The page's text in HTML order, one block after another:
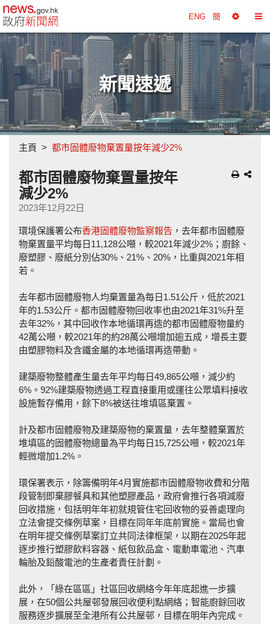
政府新聞網主頁 ENG 簡
擇
工
具
換
錄
新聞速遞
主頁 都市固體廢物棄置量按年減少2%
都市固體廢物棄置量按年
減少2%
2023年12月22日
環境保護署公布香港固體廢物監察報告 ，去年都市固體廢
物棄置量平均每日11,128公噸，較2021年減少2%；廚餘、
廢塑膠、廢紙分別佔30%、21%、20%，比重與2021年相
若。
去年都市固體廢物人均棄置量為每日1.51公斤，低於2021
年的1.53公斤。都市固體廢物回收率也由2021年31%升至
去年32%，其中回收作本地循環再造的都市固體廢物量約
42萬公噸，較2021年的約28萬公噸增加逾五成，增長主要
由塑膠物料及含鐵金屬的本地循環再造帶動。
建築廢物整體產生量去年平均每日49,865公噸，減少約
6%。92%建築廢物透過工程直接重用或運往公眾填料接收
設施暫存備用，餘下8%被送往堆填區棄置。
計及都市固體廢物及建築廢物的棄置量，去年整體棄置於
堆填區的固體廢物總量為平均每日15,725公噸，較2021年
輕微增加1.2%。
環保署表示，除籌備明年4月實施都市固體廢物收費和分階
段管制即棄膠餐具和其他塑膠產品，政府會推行各項減廢
回收措施，包括明年年初就規管住宅回收物的妥善處理向
立法會提交條例草案，目標在同年年底前實施。當局也會
在明年提交條例草案訂立共同法律框架，以期在2025年起
逐步推行塑膠飲料容器、紙包飲品盒、電動車電池、汽車
輪胎及鉛酸電池的生產者責任計劃。
此外，「綠在區區」社區回收網絡今年年底起進一步擴
展，在50個公共屋邨發展回收便利點網絡；智能廚餘回收
服務逐步擴展至全港所有公共屋邨，目標在明年內完成。